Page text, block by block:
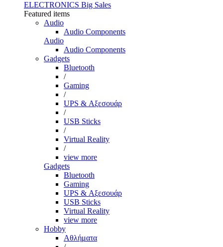
ELECTRONICS Big Sales
Featured items
Audio
Audio Components
Audio
Audio Components
Gadgets
Bluetooth
/
Gaming
/
UPS & Αξεσουάρ
/
USB Sticks
/
Virtual Reality
/
view more
Gadgets
Bluetooth
Gaming
UPS & Αξεσουάρ
USB Sticks
Virtual Reality
view more
Hobby
Αθλήματα